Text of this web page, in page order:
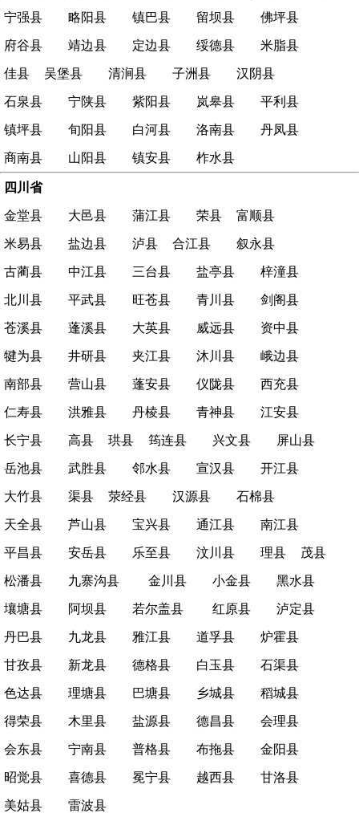
宁强县 略阳县 镇巴县 留坝县 佛坪县
府谷县 靖边县 定边县 绥德县 米脂县
佳县 吴堡县 清涧县 子洲县 汉阴县
石泉县 宁陕县 紫阳县 岚皋县 平利县
镇坪县 旬阳县 白河县 洛南县 丹凤县
商南县 山阳县 镇安县 柞水县
四川省
金堂县 大邑县 蒲江县 荣县 富顺县
米易县 盐边县 泸县 合江县 叙永县
古蔺县 中江县 三台县 盐亭县 梓潼县
北川县 平武县 旺苍县 青川县 剑阁县
苍溪县 蓬溪县 大英县 威远县 资中县
犍为县 井研县 夹江县 沐川县 峨边县
南部县 营山县 蓬安县 仪陇县 西充县
仁寿县 洪雅县 丹棱县 青神县 江安县
长宁县 高县 珙县 筠连县 兴文县 屏山县
岳池县 武胜县 邻水县 宣汉县 开江县
大竹县 渠县 荥经县 汉源县 石棉县
天全县 芦山县 宝兴县 通江县 南江县
平昌县 安岳县 乐至县 汶川县 理县 茂县
松潘县 九寨沟县 金川县 小金县 黑水县
壤塘县 阿坝县 若尔盖县 红原县 泸定县
丹巴县 九龙县 雅江县 道孚县 炉霍县
甘孜县 新龙县 德格县 白玉县 石渠县
色达县 理塘县 巴塘县 乡城县 稻城县
得荣县 木里县 盐源县 德昌县 会理县
会东县 宁南县 普格县 布拖县 金阳县
昭觉县 喜德县 冕宁县 越西县 甘洛县
美姑县 雷波县